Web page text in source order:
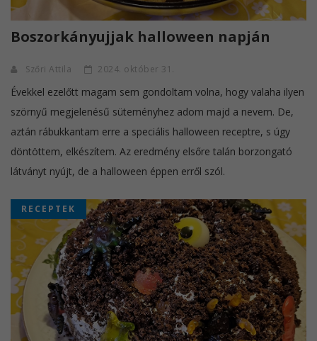
Boszorkányujjak halloween napján
Szőri Attila 2024. október 31.
Évekkel ezelőtt magam sem gondoltam volna, hogy valaha ilyen
szörnyű megjelenésű süteményhez adom majd a nevem. De,
aztán rábukkantam erre a speciális halloween receptre, s úgy
döntöttem, elkészítem. Az eredmény elsőre talán borzongató
látványt nyújt, de a halloween éppen erről szól.
RECEPTEK